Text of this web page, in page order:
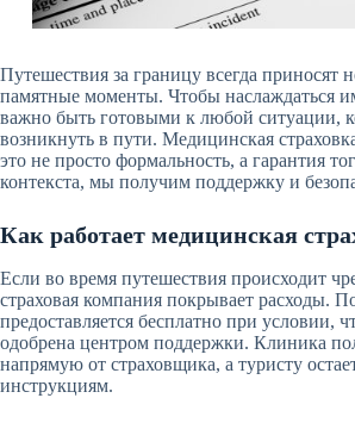
Путешествия за границу всегда приносят
памятные моменты. Чтобы наслаждаться
важно быть готовыми к любой ситуации,
возникнуть в пути. Медицинская
это не просто формальность, а гарантия
контекста, мы получим поддержку и
Как работает медицинская
Если во время путешествия происходит
страховая компания покрывает расходы.
предоставляется бесплатно при условии,
одобрена центром поддержки. Клиника
напрямую от страховщика, а туристу
инструкциям.